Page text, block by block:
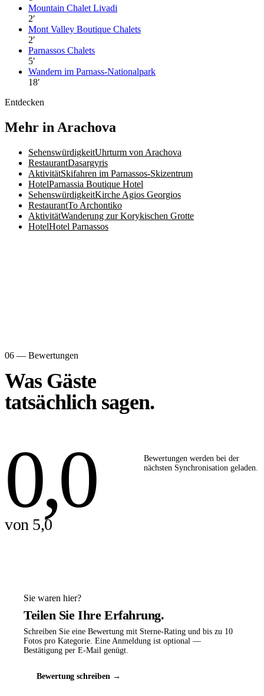
Mountain Chalet Livadi
2′
Mont Valley Boutique Chalets
2′
Parnassos Chalets
5′
Wandern im Parnass-Nationalpark
18′
Entdecken
Mehr in Arachova
SehenswürdigkeitUhrturm von Arachova
RestaurantDasargyris
AktivitätSkifahren im Parnassos-Skizentrum
HotelParnassia Boutique Hotel
SehenswürdigkeitKirche Agios Georgios
RestaurantTo Archontiko
AktivitätWanderung zur Korykischen Grotte
HotelHotel Parnassos
06 — Bewertungen
Was Gäste
tatsächlich sagen.
0,0
von 5,0
Bewertungen werden bei der
nächsten Synchronisation geladen.
Sie waren hier?
Teilen Sie Ihre Erfahrung.
Schreiben Sie eine Bewertung mit Sterne-Rating und bis zu 10
Fotos pro Kategorie. Eine Anmeldung ist optional —
Bestätigung per E-Mail genügt.
Bewertung schreiben →